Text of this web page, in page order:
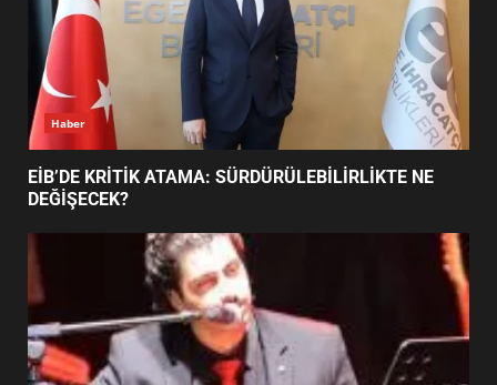
6
BURHANİYE SATRANÇ
TURNUVASI KAYITLARI NEYİ
DEĞİŞTİRİYOR?
BURHANİYE BELEDİYESPOR’DA
YENİ YÖNETİM NASIL
Haber
EİB’DE KRİTİK ATAMA: SÜRDÜRÜLEBİLİRLİKTE NE
DEĞİŞECEK?